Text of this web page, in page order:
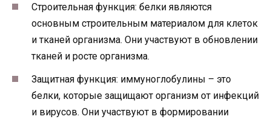
Строительная функция: белки являются
основным строительным материалом для клеток
и тканей организма. Они участвуют в обновлении
тканей и росте организма.
Защитная функция: иммуноглобулины – это
белки, которые защищают организм от инфекций
и вирусов. Они участвуют в формировании